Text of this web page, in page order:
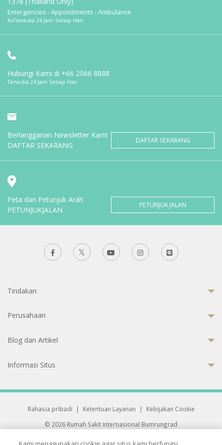
Emergencies - Appointments - Ambulance
AvTersedia 24 Jam Setiap Hari
Hubungi Kami di +66 2066 8888
Tersedia 24 Jam Setiap Hari
Berlangganan Newsletter Kami
DAFTAR SEKARANG
DAFTAR SEKARANG
Peta dan Petunjuk Arah
PETUNJUKJALAN
PETUNJUK JALAN
Tindakan
Perusahaan
Blog dan Artikel
Informasi Situs
Rahasia pribadi | Ketentuan Layanan |
Kebijakan Cookie
© 2026 Rumah Sakit Internasional Bumrungrad